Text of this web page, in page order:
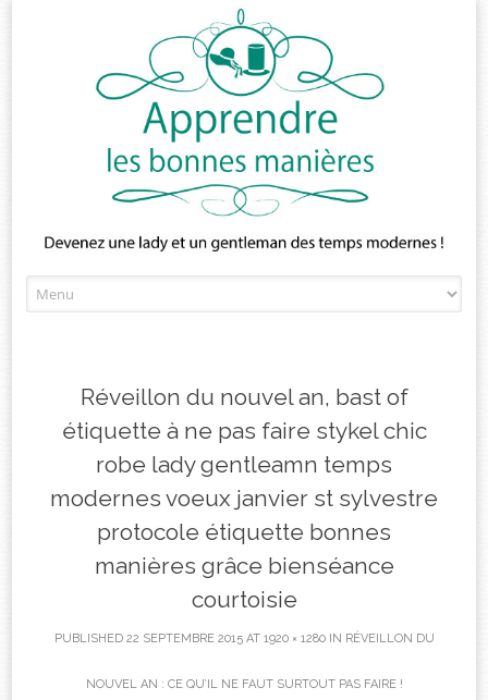
to
Réveillon du nouvel an, bast of
étiquette à ne pas faire stykel chic
robe lady gentleamn temps
modernes voeux janvier st sylvestre
protocole étiquette bonnes
manières grâce bienséance
courtoisie
PUBLISHED 22 SEPTEMBRE 2015AT 1920 × 1280IN RÉVEILLON DU
NOUVEL AN : CE QU’IL NE FAUT SURTOUT PAS FAIRE !